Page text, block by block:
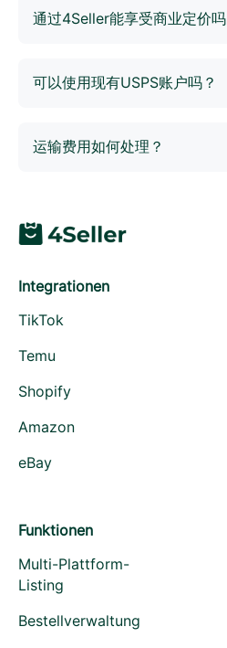
OAuth 2.0认证，这是安全的
定向至USPS官方登录页面授权
通过4Seller能享受商业定价吗
获得远低于零售价的商业定价
量和选择的USPS服务。
可以使用现有USPS账户吗？
创建新账户。只需在连接过程
服务。
运输费用如何处理？
样从USPS账户余额中扣除。
Integrationen
TikTok
Temu
Shopify
Amazon
eBay
Funktionen
Multi-Plattform-
Listing
Bestellverwaltung